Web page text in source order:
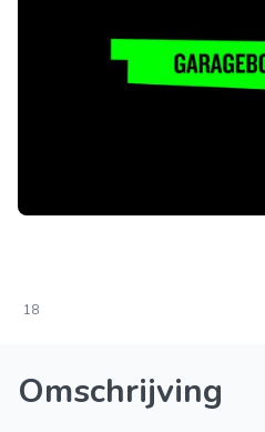
18
Omschrijving